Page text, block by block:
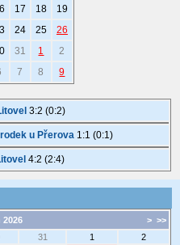
17 18
19
24 25
26
31 1
2
7 8 9
3:2 (0:2)
u Přerova 1:1 (0:1)
4:2 (2:4)
> >>
2026
31 1
2